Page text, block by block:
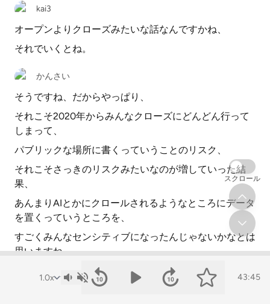
kai3
オープンよりクローズみたいな話なんですかね、
それでいくとね。
かんさい
そうですね、だからやっぱり、
それこそ2020年からみんなクローズにどんどん行って
しまって、
パブリックな場所に書くっていうことのリスク、
それこそさっきのリスクみたいなのが増していった結
果、
あんまりAIとかにクロールされるようなところにデータ
を置くっていうところを、
すごくみんなセンシティブになったんじゃないかなとは
思いますね。
何か言いたくないですか、櫛井さん。
43:45
スクロール